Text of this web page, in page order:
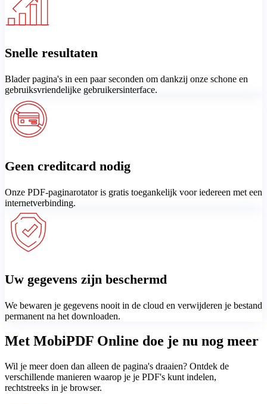
Snelle resultaten
Blader pagina's in een paar seconden om dankzij onze schone en
gebruiksvriendelijke gebruikersinterface.
Geen creditcard nodig
Onze PDF-paginarotator is gratis toegankelijk voor iedereen met een
internetverbinding.
Uw gegevens zijn beschermd
We bewaren je gegevens nooit in de cloud en verwijderen je bestand
permanent na het downloaden.
Met MobiPDF Online doe je nu nog meer
Wil je meer doen dan alleen de pagina's draaien? Ontdek de
verschillende manieren waarop je je PDF's kunt indelen,
rechtstreeks in je browser.